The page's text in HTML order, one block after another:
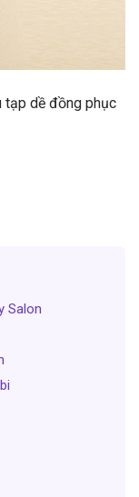
tạp dề đồng phục
Salon